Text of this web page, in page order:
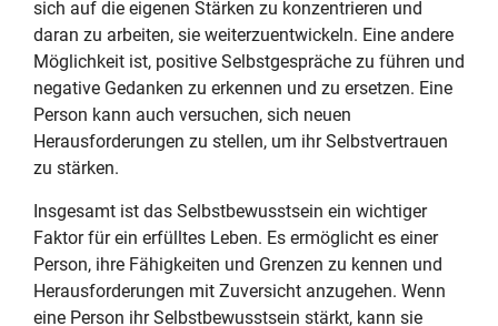
sich auf die eigenen Stärken zu konzentrieren und
daran zu arbeiten, sie weiterzuentwickeln. Eine andere
Möglichkeit ist, positive Selbstgespräche zu führen und
negative Gedanken zu erkennen und zu ersetzen. Eine
Person kann auch versuchen, sich neuen
Herausforderungen zu stellen, um ihr Selbstvertrauen
zu stärken.
Insgesamt ist das Selbstbewusstsein ein wichtiger
Faktor für ein erfülltes Leben. Es ermöglicht es einer
Person, ihre Fähigkeiten und Grenzen zu kennen und
Herausforderungen mit Zuversicht anzugehen. Wenn
eine Person ihr Selbstbewusstsein stärkt, kann sie